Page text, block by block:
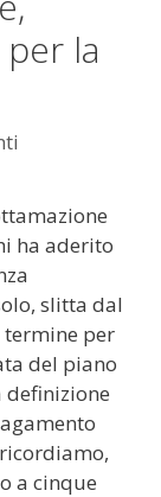
la
ha aderito
slitta dal
termine per
del piano
definizione
a cinque